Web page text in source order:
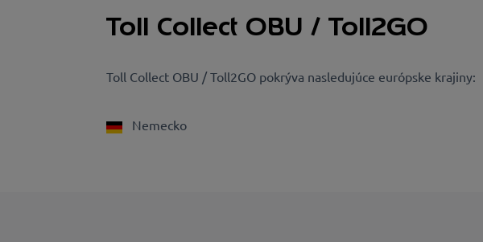
Toll Collect OBU / Toll2GO
Toll Collect OBU / Toll2GO pokrýva nasledujúce európske krajiny:
Nemecko